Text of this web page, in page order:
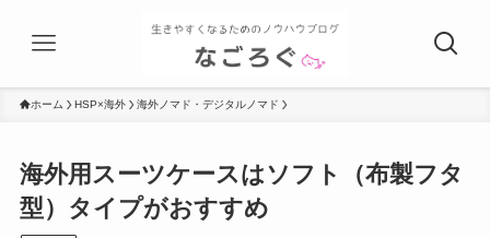
ホーム HSP×海外 海外ノマド・デジタルノマド
海外用スーツケースはソフト（布製フタ
型）タイプがおすすめ